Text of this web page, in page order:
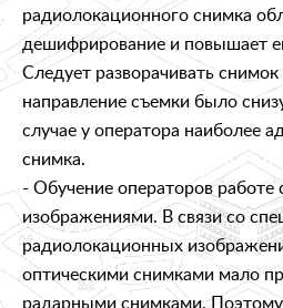
радиолокационного снимка
дешифрирование и повышает
Следует разворачивать
направление съемки было
случае у оператора наиболее
снимка.
- Обучение операторов
изображениями. В связи со
радиолокационных
оптическими снимками мало
радарными снимками.